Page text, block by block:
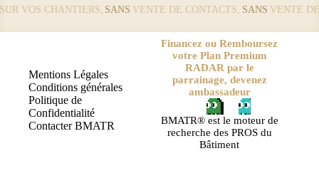
VOS CHANTIERS, SANSVENTE DE CONTACTS,SANSVENTE DE
Mentions Légales
Conditions générales
Politique de
Confidentialité
Contacter BMATR
Financez ou Remboursez
votre Plan Premium
RADAR par le
parrainage, devenez
ambassadeur
BMATR® est le moteur de
recherche des PROS du
Bâtiment